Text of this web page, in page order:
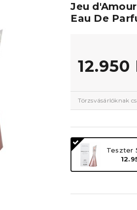
Jeu d'Amour
Eau De
12.950
Törzsvásárlóknak
Teszter